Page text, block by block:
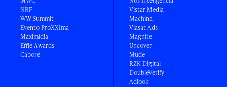
NRF
WW Summit
Evento ProXXIma
Maximídia
Effie Awards
Caboré
Vistar Media
Machina
Viasat Ads
Magnite
Uncover
Mude
RZK Digital
DoubleVerify
Adlook